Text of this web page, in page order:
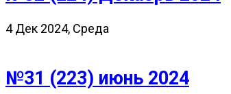
4 Дек 2024, Среда
№31 (223) июнь 2024